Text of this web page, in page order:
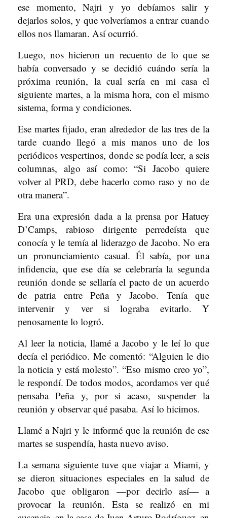
ese momento, Najri y yo debíamos salir y
dejarlos solos, y que volveríamos a entrar cuando
ellos nos llamaran. Así ocurrió.
Luego, nos hicieron un recuento de lo que se
había conversado y se decidió cuándo sería la
próxima reunión, la cual sería en mi casa el
siguiente martes, a la misma hora, con el mismo
sistema, forma y condiciones.
Ese martes fijado, eran alrededor de las tres de la
tarde cuando llegó a mis manos uno de los
periódicos vespertinos, donde se podía leer, a seis
columnas, algo así como: “Si Jacobo quiere
volver al PRD, debe hacerlo como raso y no de
otra manera”.
Era una expresión dada a la prensa por Hatuey
D’Camps, rabioso dirigente perredeísta que
conocía y le temía al liderazgo de Jacobo. No era
un pronunciamiento casual. Él sabía, por una
infidencia, que ese día se celebraría la segunda
reunión donde se sellaría el pacto de un acuerdo
de patria entre Peña y Jacobo. Tenía que
intervenir y ver si lograba evitarlo. Y
penosamente lo logró.
Al leer la noticia, llamé a Jacobo y le leí lo que
decía el periódico. Me comentó: “Alguien le dio
la noticia y está molesto”. “Eso mismo creo yo”,
le respondí. De todos modos, acordamos ver qué
pensaba Peña y, por si acaso, suspender la
reunión y observar qué pasaba. Así lo hicimos.
Llamé a Najri y le informé que la reunión de ese
martes se suspendía, hasta nuevo aviso.
La semana siguiente tuve que viajar a Miami, y
se dieron situaciones especiales en la salud de
Jacobo que obligaron —por decirlo así— a
provocar la reunión. Esta se realizó en mi